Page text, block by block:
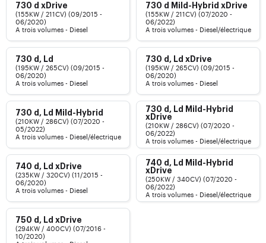
730 d xDrive
(155KW / 211CV) (09/2015 -
06/2020)
A trois volumes - Diesel
730 d Mild-Hybrid xDrive
(155KW / 211CV) (07/2020 -
06/2022)
A trois volumes - Diesel/électrique
730 d, Ld
(195KW / 265CV) (09/2015 -
06/2020)
A trois volumes - Diesel
730 d, Ld xDrive
(195KW / 265CV) (09/2015 -
06/2020)
A trois volumes - Diesel
730 d, Ld Mild-Hybrid
(210KW / 286CV) (07/2020 -
05/2022)
A trois volumes - Diesel/électrique
730 d, Ld Mild-Hybrid
xDrive
(210KW / 286CV) (07/2020 -
06/2022)
A trois volumes - Diesel/électrique
740 d, Ld xDrive
(235KW / 320CV) (11/2015 -
06/2020)
A trois volumes - Diesel
740 d, Ld Mild-Hybrid
xDrive
(250KW / 340CV) (07/2020 -
06/2022)
A trois volumes - Diesel/électrique
750 d, Ld xDrive
(294KW / 400CV) (07/2016 -
10/2020)